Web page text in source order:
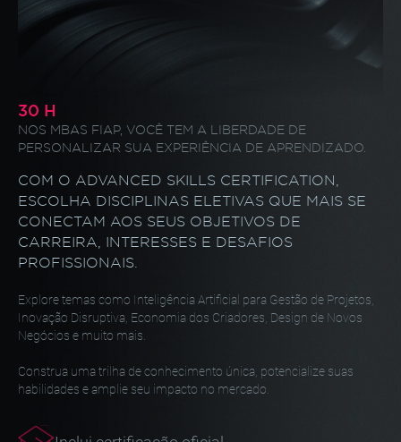
30 H
NOS MBAS FIAP, VOCÊ TEM A LIBERDADE DE
PERSONALIZAR SUA EXPERIÊNCIA DE APRENDIZADO.
COM O ADVANCED SKILLS CERTIFICATION,
ESCOLHA DISCIPLINAS ELETIVAS QUE MAIS SE
CONECTAM AOS SEUS OBJETIVOS DE
CARREIRA, INTERESSES E DESAFIOS
PROFISSIONAIS.
Explore temas como Inteligência Artificial para Gestão de Projetos,
Inovação Disruptiva, Economia dos Criadores, Design de Novos
Negócios e muito mais.
Construa uma trilha de conhecimento única, potencialize suas
habilidades e amplie seu impacto no mercado.